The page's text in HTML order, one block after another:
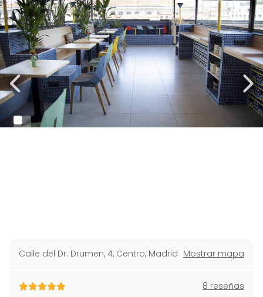
Calle del Dr. Drumen, 4, Centro, Madrid Mostrar mapa
8 reseñas